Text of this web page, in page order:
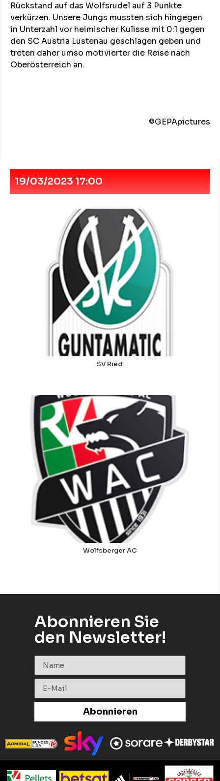
Rückstand auf das Wolfsrudel auf 3 Punkte
verkürzen. Unsere Jungs mussten sich hingegen
in Unterzahl vor heimischer Kulisse mit 0:1 gegen
den SC Austria Lustenau geschlagen geben und
treten daher umso motivierter die Reise nach
Oberösterreich an.
©️GEPApictures
19/03/2023 17:00
SV Ried
Wolfsberger AC
Abonnieren Sie
den Newsletter!
Abonnieren